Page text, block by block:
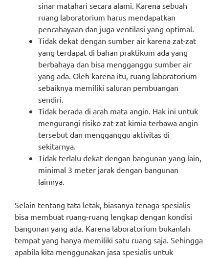
sinar matahari secara alami. Karena sebuah
ruang laboratorium harus mendapatkan
pencahayaan dan juga ventilasi yang optimal.
Tidak dekat dengan sumber air karena zat-zat
yang terdapat di bahan praktikum ada yang
berbahaya dan bisa mengganggu sumber air
yang ada. Oleh karena itu, ruang laboratorium
sebaiknya memiliki saluran pembuangan
sendiri.
Tidak berada di arah mata angin. Hak ini untuk
mengurangi risiko zat-zat kimia terbawa angin
tersebut dan mengganggu aktivitas di
sekitarnya.
Tidak terlalu dekat dengan bangunan yang lain,
minimal 3 meter jarak dengan bangunan
lainnya.
Selain tentang tata letak, biasanya tenaga spesialis
bisa membuat ruang-ruang lengkap dengan kondisi
bangunan yang ada. Karena laboratorium bukanlah
tempat yang hanya memiliki satu ruang saja. Sehingga
apabila kita menggunakan jasa spesialis untuk